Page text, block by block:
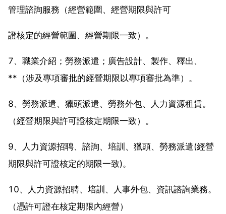
管理諮詢服務（經營範圍、經營期限與許可
證核定的經營範圍、經營期限一致）。
7、職業介紹；勞務派遣；廣告設計、製作、釋出、
**（涉及專項審批的經營期限以專項審批為準）。
8、勞務派遣、獵頭派遣、勞務外包、人力資源租賃。
（經營期限與許可證核定期限一致）。
9、人力資源招聘、諮詢、培訓、獵頭、勞務派遣(經營
期限與許可證核定的期限一致)。
10、人力資源招聘、培訓、人事外包、資訊諮詢業務。
（憑許可證在核定期限內經營）